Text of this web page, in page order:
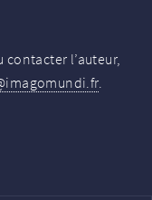
l’auteur,
.